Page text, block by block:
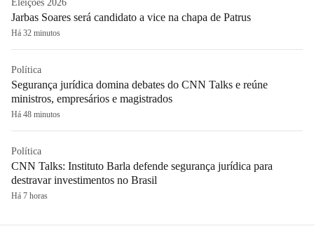
Eleições 2026
Jarbas Soares será candidato a vice na chapa de Patrus
Há 32 minutos
Política
Segurança jurídica domina debates do CNN Talks e reúne
ministros, empresários e magistrados
Há 48 minutos
Política
CNN Talks: Instituto Barla defende segurança jurídica para
destravar investimentos no Brasil
Há 7 horas